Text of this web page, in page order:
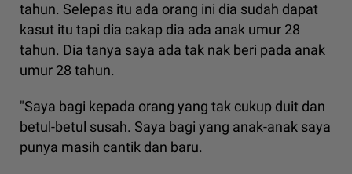
tahun. Selepas itu ada orang ini dia sudah dapat
kasut itu tapi dia cakap dia ada anak umur 28
tahun. Dia tanya saya ada tak nak beri pada anak
umur 28 tahun.
"Saya bagi kepada orang yang tak cukup duit dan
betul-betul susah. Saya bagi yang anak-anak saya
punya masih cantik dan baru.